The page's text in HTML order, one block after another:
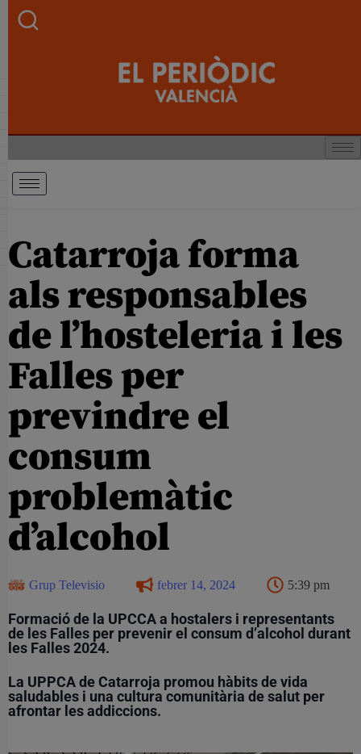
Catarroja forma
als responsables
de l’hosteleria i les
Falles per
previndre el
consum
problemàtic
d’alcohol
Grup Televisio febrer 14, 2024 5:39 pm
Formació de la UPCCA a hostalers i representants
de les Falles per prevenir el consum d’alcohol durant
les Falles 2024.
La UPPCA de Catarroja promou hàbits de vida
saludables i una cultura comunitària de salut per
afrontar les addiccions.